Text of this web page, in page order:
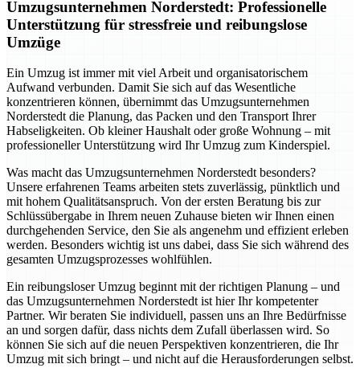
Umzugsunternehmen Norderstedt: Professionelle
Unterstützung für stressfreie und reibungslose
Umzüge
Ein Umzug ist immer mit viel Arbeit und organisatorischem
Aufwand verbunden. Damit Sie sich auf das Wesentliche
konzentrieren können, übernimmt das Umzugsunternehmen
Norderstedt die Planung, das Packen und den Transport Ihrer
Habseligkeiten. Ob kleiner Haushalt oder große Wohnung – mit
professioneller Unterstützung wird Ihr Umzug zum Kinderspiel.
Was macht das Umzugsunternehmen Norderstedt besonders?
Unsere erfahrenen Teams arbeiten stets zuverlässig, pünktlich und
mit hohem Qualitätsanspruch. Von der ersten Beratung bis zur
Schlüssübergabe in Ihrem neuen Zuhause bieten wir Ihnen einen
durchgehenden Service, den Sie als angenehm und effizient erleben
werden. Besonders wichtig ist uns dabei, dass Sie sich während des
gesamten Umzugsprozesses wohlfühlen.
Ein reibungsloser Umzug beginnt mit der richtigen Planung – und
das Umzugsunternehmen Norderstedt ist hier Ihr kompetenter
Partner. Wir beraten Sie individuell, passen uns an Ihre Bedürfnisse
an und sorgen dafür, dass nichts dem Zufall überlassen wird. So
können Sie sich auf die neuen Perspektiven konzentrieren, die Ihr
Umzug mit sich bringt – und nicht auf die Herausforderungen selbst.